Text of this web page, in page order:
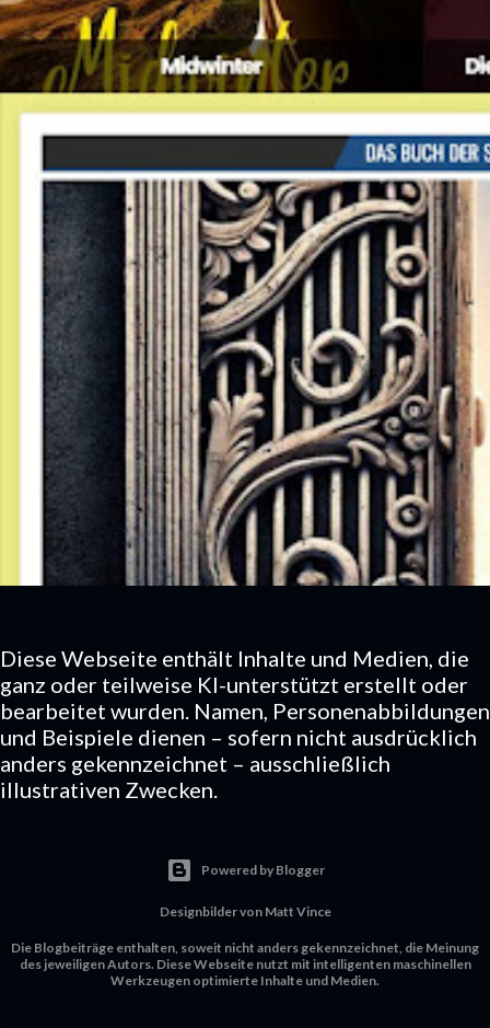
Diese Webseite enthält Inhalte und Medien, die
ganz oder teilweise KI-unterstützt erstellt oder
bearbeitet wurden. Namen, Personenabbildungen
und Beispiele dienen – sofern nicht ausdrücklich
anders gekennzeichnet – ausschließlich
illustrativen Zwecken.
Powered by Blogger
Designbilder von Matt Vince
Die Blogbeiträge enthalten, soweit nicht anders gekennzeichnet, die Meinung
des jeweiligen Autors. Diese Webseite nutzt mit intelligenten maschinellen
Werkzeugen optimierte Inhalte und Medien.